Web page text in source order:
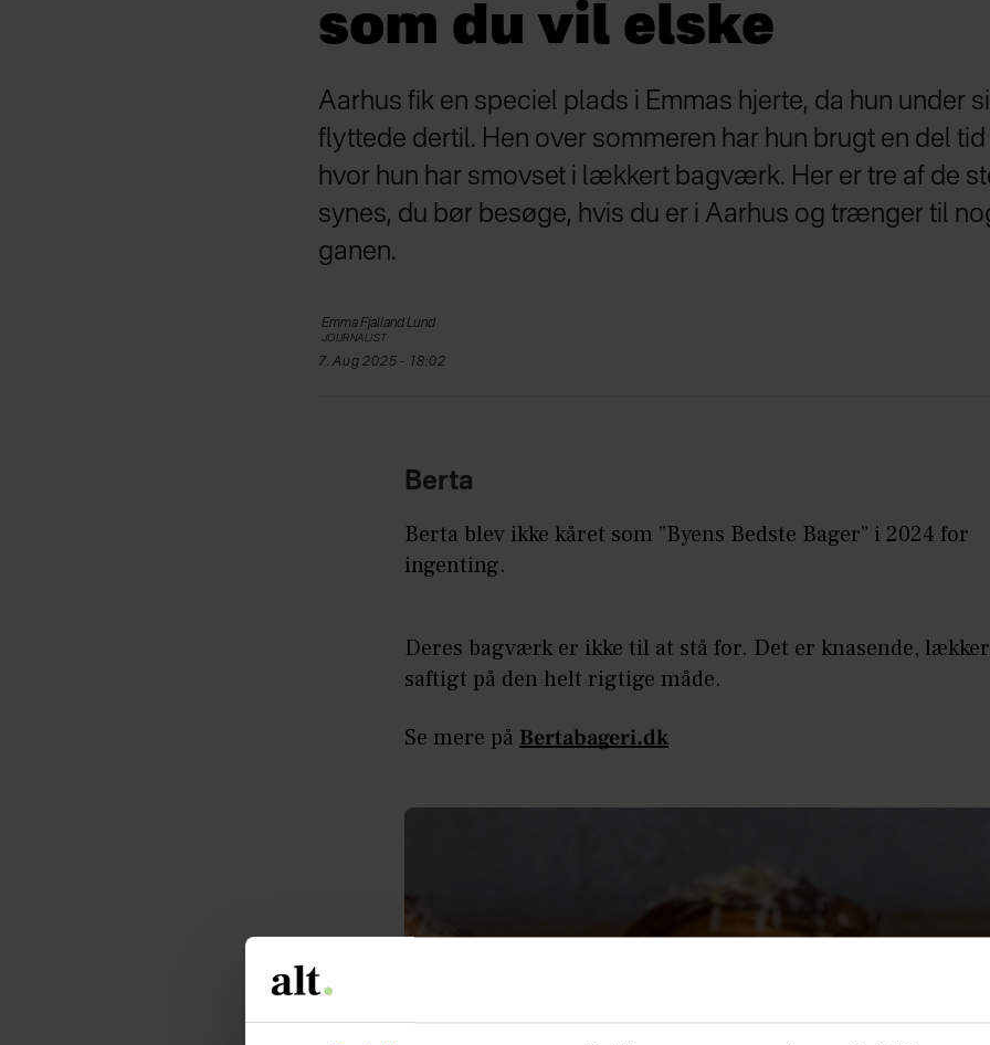
som du vil elske
Aarhus fik en speciel plads i Emmas hjerte, da hun under
flyttede dertil. Hen over sommeren har hun brugt en del tid
hvor hun har smovset i lækkert bagværk. Her er tre af de
synes, du bør besøge, hvis du er i Aarhus og trænger til
ganen.
Emma FjallandLund
JOURNALIST
7. Aug 2025 - 18:02
Berta
Berta blev ikke kåret som ”Byens Bedste Bager” i 2024 for
ingenting.
Deres bagværk er ikke til at stå for. Det er knasende,
saftigt på den helt rigtige måde.
Se mere på Bertabageri.dk